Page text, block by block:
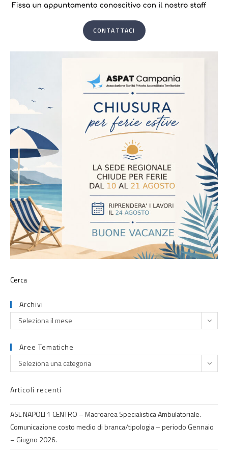
CONTATTACI
Archivi
Seleziona il mese
Aree Tematiche
Seleziona una categoria
Articoli recenti
ASL NAPOLI 1 CENTRO – Macroarea Specialistica Ambulatoriale.
Comunicazione costo medio di branca/tipologia – periodo Gennaio
– Giugno 2026.